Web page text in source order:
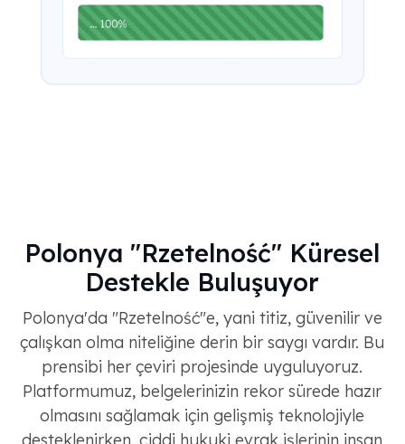
Polonya "Rzetelność" Küresel
Destekle Buluşuyor
Polonya'da "Rzetelność"e, yani titiz, güvenilir ve
çalışkan olma niteliğine derin bir saygı vardır. Bu
prensibi her çeviri projesinde uyguluyoruz.
Platformumuz, belgelerinizin rekor sürede hazır
olmasını sağlamak için gelişmiş teknolojiyle
desteklenirken, ciddi hukuki evrak işlerinin insan